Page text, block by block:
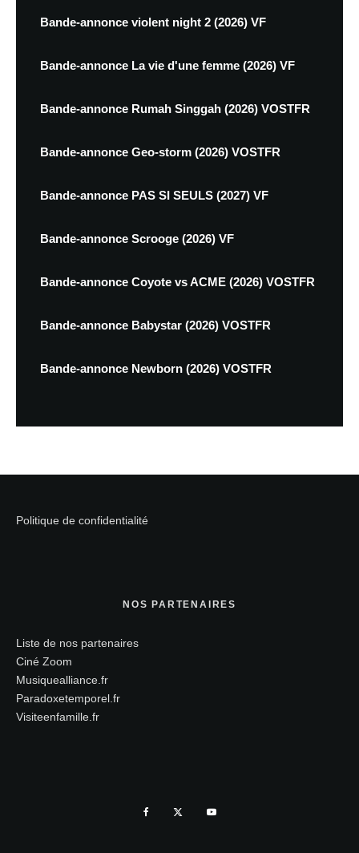
Bande-annonce violent night 2 (2026) VF
Bande-annonce La vie d'une femme (2026) VF
Bande-annonce Rumah Singgah (2026) VOSTFR
Bande-annonce Geo-storm (2026) VOSTFR
Bande-annonce PAS SI SEULS (2027) VF
Bande-annonce Scrooge (2026) VF
Bande-annonce Coyote vs ACME (2026) VOSTFR
Bande-annonce Babystar (2026) VOSTFR
Bande-annonce Newborn (2026) VOSTFR
Politique de confidentialité
NOS PARTENAIRES
Liste de nos partenaires
Ciné Zoom
Musiquealliance.fr
Paradoxetemporel.fr
Visiteenfamille.fr